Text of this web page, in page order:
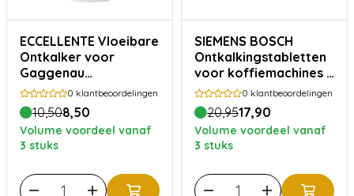
ECCELLENTE Vloeibare
Ontkalker voor
Gaggenau
koffiemachine en
stoomoven
0 klantbeoordelingen
10,508,50
Volume voordeel vanaf
3 stuks
SIEMENS BOSCH
Ontkalkingstabletten
voor koffiemachines -
12x 18 gram
0 klantbeoordelingen
20,9517,90
Volume voordeel vanaf
3 stuks